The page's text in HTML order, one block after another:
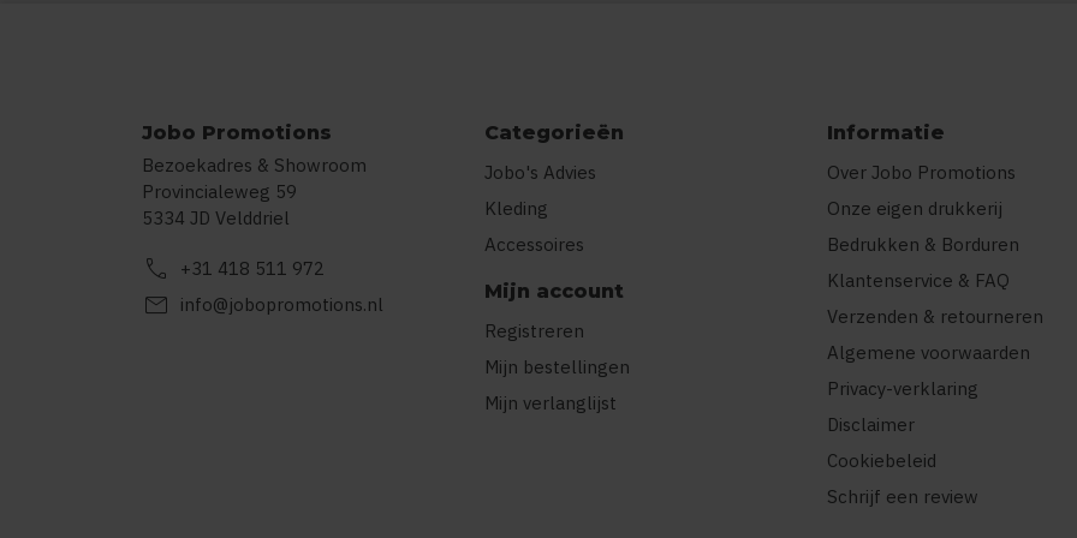
Jobo Promotions
Bezoekadres & Showroom
Provincialeweg 59
5334 JD Velddriel
call +31 418 511 972
mail info@jobopromotions.nl
Categorieën
Jobo's Advies
Kleding
Accessoires
Mijn account
Registreren
Mijn bestellingen
Mijn verlanglijst
Informatie
Over Jobo Promotions
Onze eigen drukkerij
Bedrukken & Borduren
Klantenservice & FAQ
Verzenden & retourneren
Algemene voorwaarden
Privacy-verklaring
Disclaimer
Cookiebeleid
Schrijf een review